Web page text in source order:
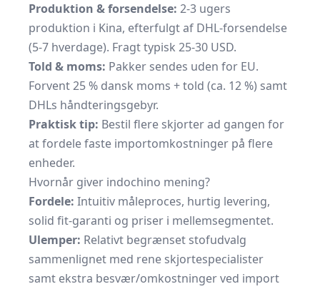
Produktion & forsendelse: 2-3 ugers
produktion i Kina, efterfulgt af DHL-forsendelse
(5-7 hverdage). Fragt typisk 25-30 USD.
Told & moms: Pakker sendes uden for EU.
Forvent 25 % dansk moms + told (ca. 12 %) samt
DHLs håndteringsgebyr.
Praktisk tip: Bestil flere skjorter ad gangen for
at fordele faste import­omkostninger på flere
enheder.
Hvornår giver indochino mening?
Fordele: Intuitiv måleproces, hurtig levering,
solid fit-garanti og priser i mellem­segmentet.
Ulemper: Relativt begrænset stofudvalg
sammenlignet med rene skjorte­specialister
samt ekstra besvær/omkostninger ved import